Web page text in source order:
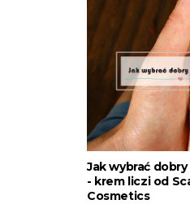
Jak wybrać
- krem liczi od
Cosmetics